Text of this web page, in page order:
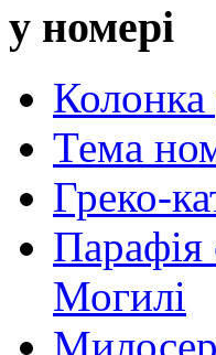
у номері
Колонка
Тема
Греко-
Могилі